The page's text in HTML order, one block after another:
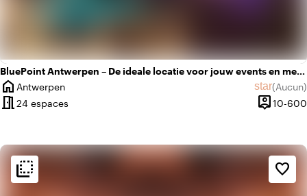
BluePoint Antwerpen – De ideale locatie voor jouw events en meetings
home
Ville
Antwerpen star(Aucun)
Aucun
meeting_room24 espaces person_pin
Capacité
10-600
flip_to_back favorite_border
flip_to_back Ambiance
info
Oriental